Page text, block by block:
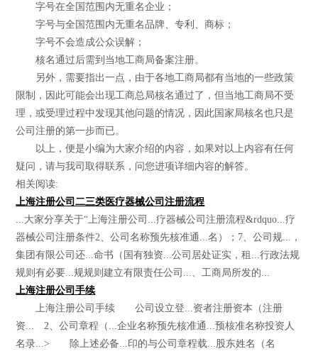
字号在全国范围内无重名企业；
字号与全国范围内无重名品牌、专利、商标；
字号不会造成公众误解；
核名通过后需到当地工商局备案注册。
另外，需要指出一点，由于各地工商局都有当地的一些政策
限制，因此可能会出现工商总局核名通过了，但当地工商局不受
理，或受理过程中发现其他问题的情况，因此国家局核名也只是
公司注册的第一步而已。
以上，便是小编为大家介绍的内容，如果对以上内容有任何
疑问，请与我司取得联系，问您进项详细内容的解答。
相关阅读:
上海注册公司二三类医疗器械公司注册流程
...大家分享关于“上海注册公司...疗器械公司注册流程&rdquo...疗
器械公司注册条件2、公司名称预先核准通...名）；7、公司规...，
集团有限公司还...命书（国有独资...公司居处证实，租...行政法规
规则有必要...规规则建立有限责任公司...、工商局所发的...
上海注册公司手续
上海注册公司手续 公司设立登...资者注册资本（注册
资... 2、公司章程（...企业名称预先核准通...预核准名称投资人
名录...> 除上述必备...印的与公司章程载...股东姓名（名